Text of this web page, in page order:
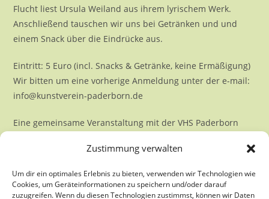
Zustimmung verwalten
Um dir ein optimales Erlebnis zu bieten, verwenden wir Technologien wie
Cookies, um Geräteinformationen zu speichern und/oder darauf
zuzugreifen. Wenn du diesen Technologien zustimmst, können wir Daten
Flucht liest Ursula Weiland aus ihrem lyrischem Werk.
Anschließend tauschen wir uns bei Getränken und und
einem Snack über die Eindrücke aus.
Eintritt: 5 Euro (incl. Snacks & Getränke, keine Ermäßigung)
Wir bitten um eine vorherige Anmeldung unter der e-mail:
info@kunstverein-paderborn.de
Eine gemeinsame Veranstaltung mit der VHS Paderborn